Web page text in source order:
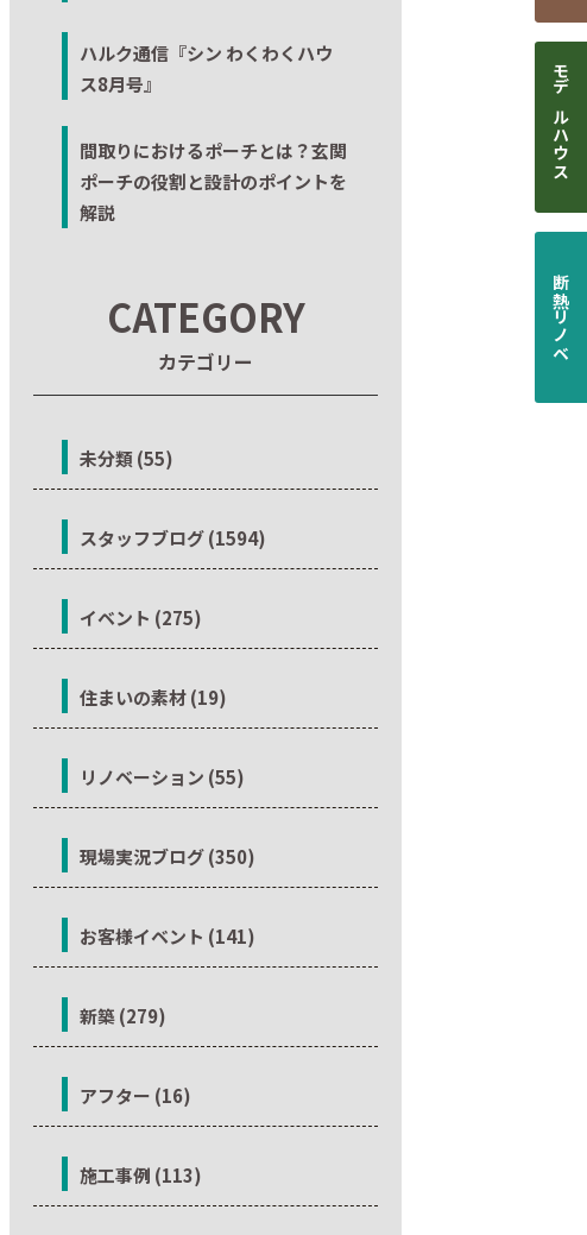
ハルク通信『シン わくわくハウ
ス8月号』
間取りにおけるポーチとは？玄関
ポーチの役割と設計のポイントを
解説
CATEGORY
カテゴリー
未分類 (55)
スタッフブログ (1594)
イベント (275)
住まいの素材 (19)
リノベーション (55)
現場実況ブログ (350)
お客様イベント (141)
新築 (279)
アフター (16)
施工事例 (113)
モデルハウス
断熱リノベ